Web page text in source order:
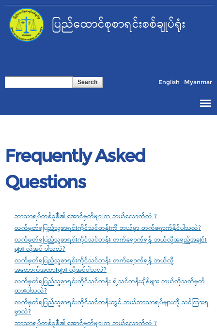
Skip to
content
ပြည်ထောင်စုစာရင်းစစ်ချုပ်ရုံး
Search form English Myanmar
Frequently Asked
Questions
ဘာသာရပ်တစ်ခုစီ၏ အောင်မှတ်များက ဘယ်လောက်လဲ ?
လက်မှတ်ရပြည်သူ့စာရင်းကိုင်သင်တန်းကို ဘယ်မှာ တက်ရောက်နိုင်ပါသလဲ?
လက်မှတ်ရပြည်သူ့စာရင်းကိုင်သင်တန်း တက်ရောက်ရန် ဘယ်လိုအရည်အချင်း
များ လိုအပ် ပါသလဲ?
လက်မှတ်ရပြည်သူ့စာရင်းကိုင်သင်တန်း တက်ရောက်ရန် ဘယ်လို
အထောက်အထားများ လိုအပ်ပါသလဲ?
လက်မှတ်ရပြည်သူ့စာရင်းကိုင်သင်တန်း ရဲ့သင်တန်းချိန်များ ဘယ်လိုသတ်မှတ်
ထားပါသလဲ?
လက်မှတ်ရပြည်သူ့စာရင်းကိုင်သင်တန်းတွင် ဘယ်ဘာသာရပ်များကို သင်ကြားရ
မှာလဲ?
ဘာသာရပ်တစ်ခုစီ၏ အောင်မှတ်များက ဘယ်လောက်လဲ ?